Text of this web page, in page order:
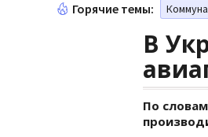
Горячие темы:
В
По